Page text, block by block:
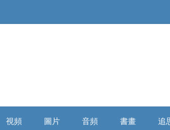
Skip
to
content
視頻 圖片 音頻 書畫 追